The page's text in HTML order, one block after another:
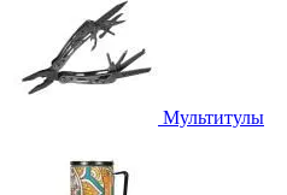
Мультитулы